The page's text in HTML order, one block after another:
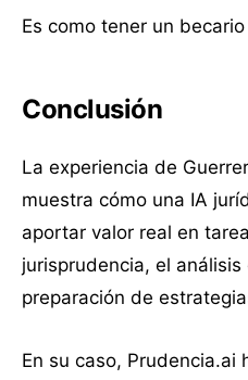
Es como tener un
Conclusión
La experiencia de
muestra cómo una IA
aportar valor real en
jurisprudencia, el
preparación de
En su caso, Prudencia.ai